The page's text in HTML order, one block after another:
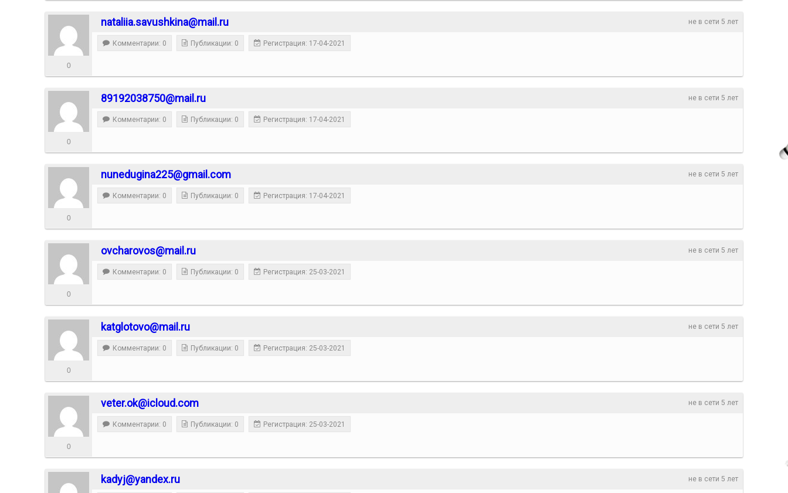
не в сети 5 лет
nataliia.savushkina@mail.ru
0
Комментарии: 0 Публикации: 0 Регистрация: 17-04-2021
не в сети 5 лет
89192038750@mail.ru
0
Комментарии: 0 Публикации: 0 Регистрация: 17-04-2021
не в сети 5 лет
nunedugina225@gmail.com
0
Комментарии: 0 Публикации: 0 Регистрация: 17-04-2021
не в сети 5 лет
ovcharovos@mail.ru
0
Комментарии: 0 Публикации: 0 Регистрация: 25-03-2021
не в сети 5 лет
katglotovo@mail.ru
0
Комментарии: 0 Публикации: 0 Регистрация: 25-03-2021
не в сети 5 лет
veter.ok@icloud.com
0
Комментарии: 0 Публикации: 0 Регистрация: 25-03-2021
не в сети 5 лет
kadyj@yandex.ru